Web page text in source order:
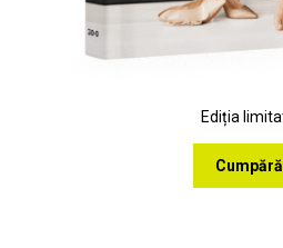
Ediția
Cumpără